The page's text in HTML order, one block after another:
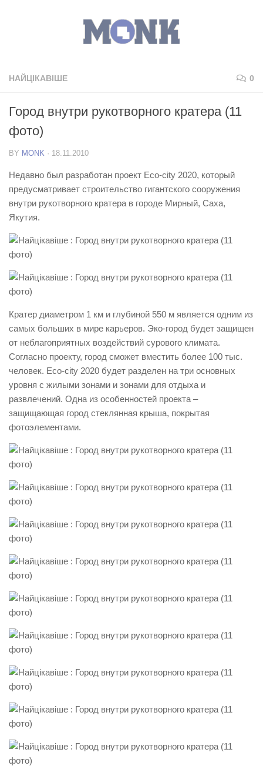
НАЙЦІКАВІШЕ 0
Город внутри рукотворного кратера (11
фото)
BY MONK · 18.11.2010
Недавно был разработан проект Eco-city 2020, который
предусматривает строительство гигантского сооружения
внутри рукотворного кратера в городе Мирный, Саха,
Якутия.
Кратер диаметром 1 км и глубиной 550 м является одним из
самых больших в мире карьеров. Эко-город будет защищен
от неблагоприятных воздействий сурового климата.
Согласно проекту, город сможет вместить более 100 тыс.
человек. Eco-city 2020 будет разделен на три основных
уровня с жилыми зонами и зонами для отдыха и
развлечений. Одна из особенностей проекта –
защищающая город стеклянная крыша, покрытая
фотоэлементами.